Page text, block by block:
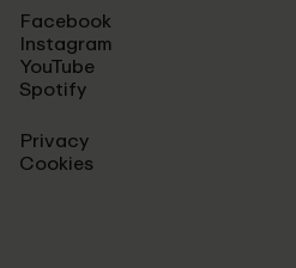
Facebook
Instagram
YouTube
Spotify
Privacy
Cookies